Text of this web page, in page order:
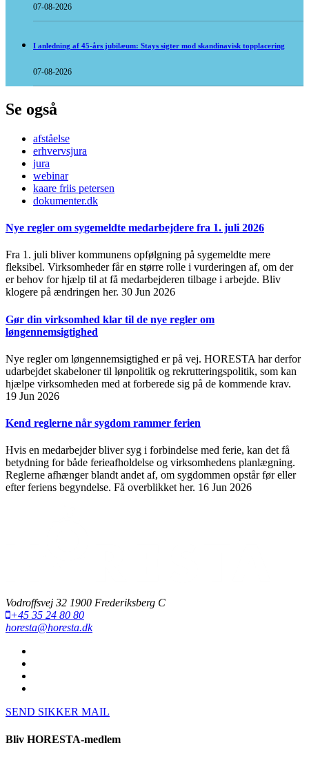
07-08-2026
I anledning af 45-års jubilæum: Stays sigter mod skandinavisk topplacering
07-08-2026
Se også
afståelse
erhvervsjura
jura
webinar
kaare friis petersen
dokumenter.dk
Nye regler om sygemeldte medarbejdere fra 1. juli 2026
Fra 1. juli bliver kommunens opfølgning på sygemeldte mere
fleksibel. Virksomheder får en større rolle i vurderingen af, om der
er behov for hjælp til at få medarbejderen tilbage i arbejde. Bliv
klogere på ændringen her. 30 Jun 2026
Gør din virksomhed klar til de nye regler om
løngennemsigtighed
Nye regler om løngennemsigtighed er på vej. HORESTA har derfor
udarbejdet skabeloner til lønpolitik og rekrutteringspolitik, som kan
hjælpe virksomheden med at forberede sig på de kommende krav.
19 Jun 2026
Kend reglerne når sygdom rammer ferien
Hvis en medarbejder bliver syg i forbindelse med ferie, kan det få
betydning for både ferieafholdelse og virksomhedens planlægning.
Reglerne afhænger blandt andet af, om sygdommen opstår før eller
efter feriens begyndelse. Få overblikket her. 16 Jun 2026
Vodroffsvej 32 1900 Frederiksberg C
+45 35 24 80 80
horesta@horesta.dk
SEND SIKKER MAIL
Bliv HORESTA-medlem